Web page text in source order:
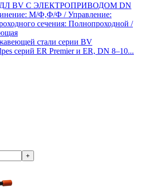
BV С ЭЛЕКТРОПРИВОДОМ DN
М/Ф,Ф/Ф / Управление:
сечения: Полнопроходной /
стали серии BV
серий ER Premier и ER, DN 8–10...
+